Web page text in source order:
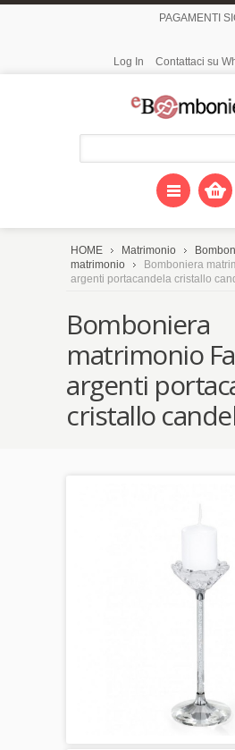
PAGAMENTI
Log In Contattaci su
HOME Matrimonio
matrimonio
Bomboniera
argenti portacandela cristallo
Bomboniera
matrimonio
argenti
cristallo